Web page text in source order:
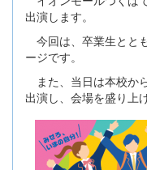
出演します。
今回は、卒業生とと
ージです。
また、当日は本校か
出演し、会場を盛り上